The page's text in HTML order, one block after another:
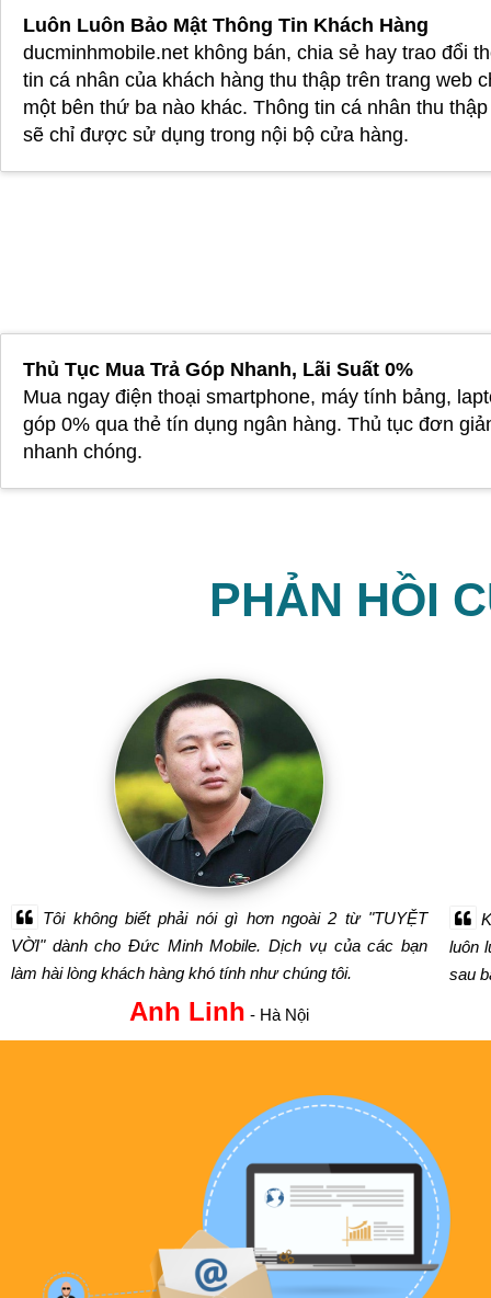
Luôn Luôn Bảo Mật Thông Tin Khách Hàng
ducminhmobile.net không bán, chia sẻ hay trao đổi
tin cá nhân của khách hàng thu thập trên trang web
một bên thứ ba nào khác. Thông tin cá nhân thu
sẽ chỉ được sử dụng trong nội bộ cửa hàng.
Thủ Tục Mua Trả Góp Nhanh, Lãi Suất 0%
Mua ngay điện thoại smartphone, máy tính bảng,
góp 0% qua thẻ tín dụng ngân hàng. Thủ tục đơn
nhanh chóng.
PHẢN HỒI
Tôi không biết phải nói gì hơn ngoài 2 từ "TUYỆT
VỜI" dành cho Đức Minh Mobile. Dịch vụ của các bạn
làm hài lòng khách hàng khó tính như chúng tôi.
Anh Linh - Hà Nội
luôn
sau